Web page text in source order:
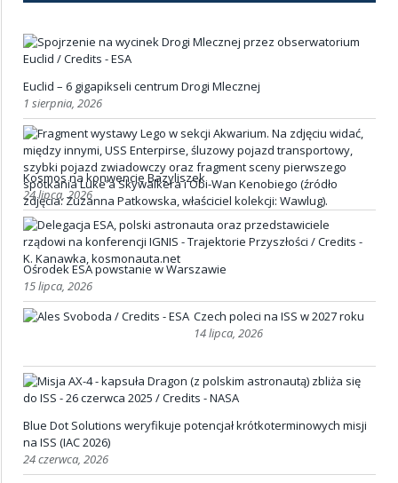
Euclid – 6 gigapikseli centrum Drogi Mlecznej
1 sierpnia, 2026
Kosmos na konwencie Bazyliszek
24 lipca, 2026
Ośrodek ESA powstanie w Warszawie
15 lipca, 2026
Czech poleci na ISS w 2027 roku
14 lipca, 2026
Blue Dot Solutions weryfikuje potencjał krótkoterminowych misji
na ISS (IAC 2026)
24 czerwca, 2026